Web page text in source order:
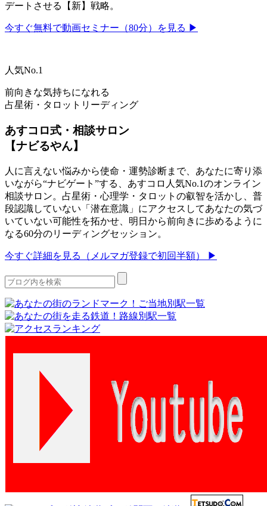
デートさせる【新】戦略。
今すぐ無料で動画セミナー（80分）を見る ▶
人気No.1
前向きな気持ちになれる
占星術・タロットリーディング
あすコロ式・相談サロン
【ナビるやん】
人に言えない悩みから使命・運勢診断まで、あなたに寄り添
いながら“ナビゲート”する、あすコロ人気No.1のオンライン
相談サロン。占星術・心理学・タロットの叡智を活かし、普
段認識していない「潜在意識」にアクセスしてあなたの気づ
いていない可能性を拓かせ、明日から前向きに歩めるように
なる60分のリーディングセッション。
今すぐ詳細を見る（メルマガ登録で初回半額） ▶